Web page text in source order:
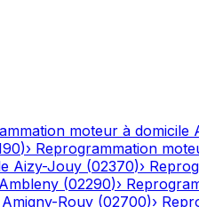
moteur à domicile
)› Reprogrammation
Aizy-Jouy (02370)›
Ambleny (02290)›
Amigny-Rouy (02700)›